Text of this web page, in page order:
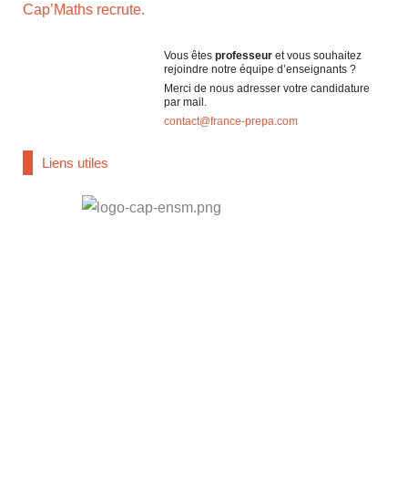
Cap’Maths recrute.
Vous êtesprofesseur et vous souhaitez
rejoindre notre équipe d’enseignants ?
Merci de nous adresser votre candidature
par mail.
contact@france-prepa.com
Liens utiles